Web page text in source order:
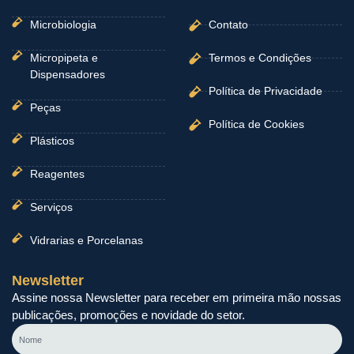
Microbiologia
Micropipeta e
Dispensadores
Peças
Plásticos
Reagentes
Serviços
Vidrarias e Porcelanas
Contato
Termos e Condições
Política de Privacidade
Política de Cookies
Newsletter
Assine nossa Newsletter para receber em primeira mão nossas
publicações, promoções e novidade do setor.
Nome